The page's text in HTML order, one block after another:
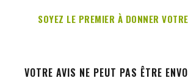
SOYEZ LE PREMIER À DONNER
VOTRE AVIS NE PEUT PAS ÊTRE